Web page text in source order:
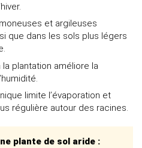
et argileuses
que dans les sols plus légers
plantation améliore la
limite l’évaporation et
régulière autour des racines.
plante de sol aride :